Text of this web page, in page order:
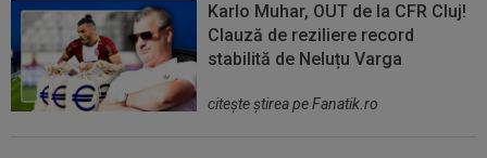
Karlo Muhar, OUT de la CFR Cluj!
Clauză de reziliere record
stabilită de Neluțu Varga
citeşte ştirea pe Fanatik.ro